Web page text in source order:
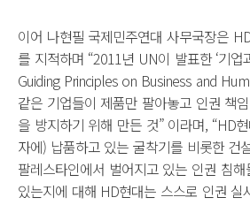
이어 나현필 국제민주연대 사무국장은
를 지적하며 “2011년 UN이 발표한 ‘기
Guiding Principles on Business and
같은 기업들이 제품만 팔아놓고 인권 책
을 방지하기 위해 만든 것” 이라며, “HD
자에) 납품하고 있는 굴착기를 비롯한 건
팔레스타인에서 벌어지고 있는 인권 침
있는지에 대해 HD현대는 스스로 인권 실